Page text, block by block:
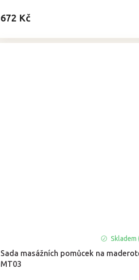
672 Kč
Sada masážních pomůcek na
MT03
Skladem